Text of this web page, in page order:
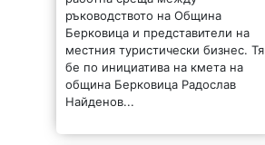
ръководството на Община
Берковица и представители на
местния туристически бизнес. Тя
бе по инициатива на кмета на
община Берковица Радослав
Найденов...